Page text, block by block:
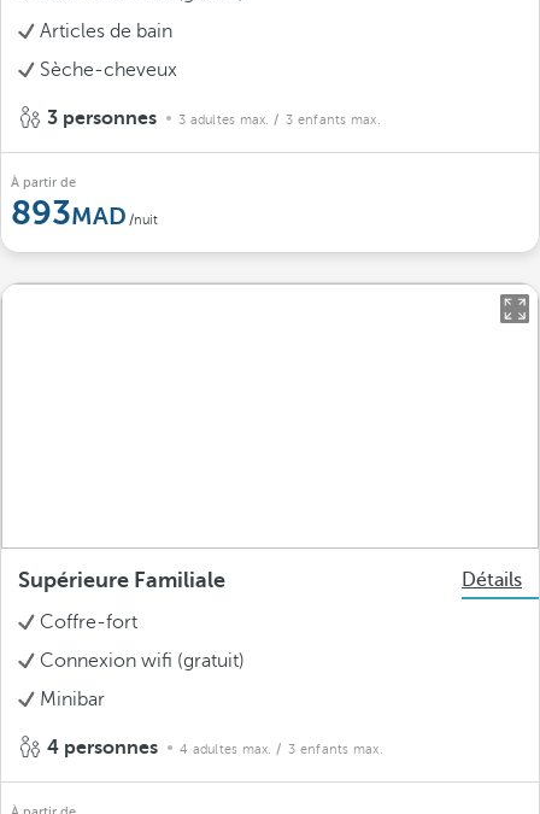
Articles de bain
Sèche-cheveux
3 personnes 3 adultes max. / 3 enfants max.
À partir de
893 /nuit
Supérieure Familiale
Détails
Coffre-fort
Connexion wifi (gratuit)
Minibar
4 personnes 4 adultes max. / 3 enfants max.